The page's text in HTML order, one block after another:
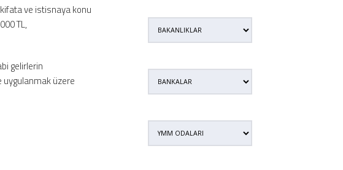
ve istisnaya konu
TL,
gelirlerin
uygulanmak üzere